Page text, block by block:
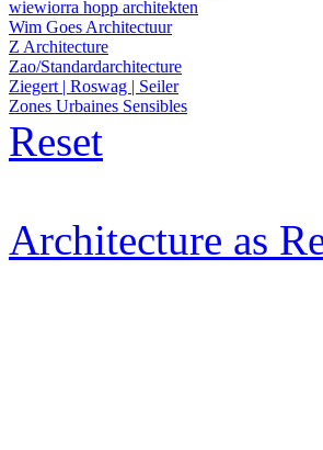
wiewiorra hopp architekten
Wim Goes Architectuur
Z Architecture
Zao/Standardarchitecture
Ziegert | Roswag | Seiler
Zones Urbaines Sensibles
Reset
Architecture as